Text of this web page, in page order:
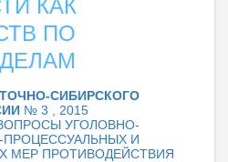
КАК
ПО
СИБИРСКОГО
№ 3 , 2015
УГОЛОВНО-
И
МЕР ПРОТИВОДЕЙСТВИЯ